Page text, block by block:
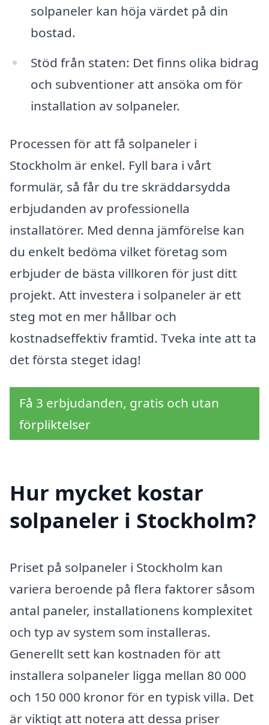
solpaneler kan höja värdet på din
bostad.
Stöd från staten: Det finns olika bidrag
och subventioner att ansöka om för
installation av solpaneler.
Processen för att få solpaneler i
Stockholm är enkel. Fyll bara i vårt
formulär, så får du tre skräddarsydda
erbjudanden av professionella
installatörer. Med denna jämförelse kan
du enkelt bedöma vilket företag som
erbjuder de bästa villkoren för just ditt
projekt. Att investera i solpaneler är ett
steg mot en mer hållbar och
kostnadseffektiv framtid. Tveka inte att ta
det första steget idag!
Få 3 erbjudanden, gratis och utan
förpliktelser
Hur mycket kostar
solpaneler i Stockholm?
Priset på solpaneler i Stockholm kan
variera beroende på flera faktorer såsom
antal paneler, installationens komplexitet
och typ av system som installeras.
Generellt sett kan kostnaden för att
installera solpaneler ligga mellan 80 000
och 150 000 kronor för en typisk villa. Det
är viktigt att notera att dessa priser